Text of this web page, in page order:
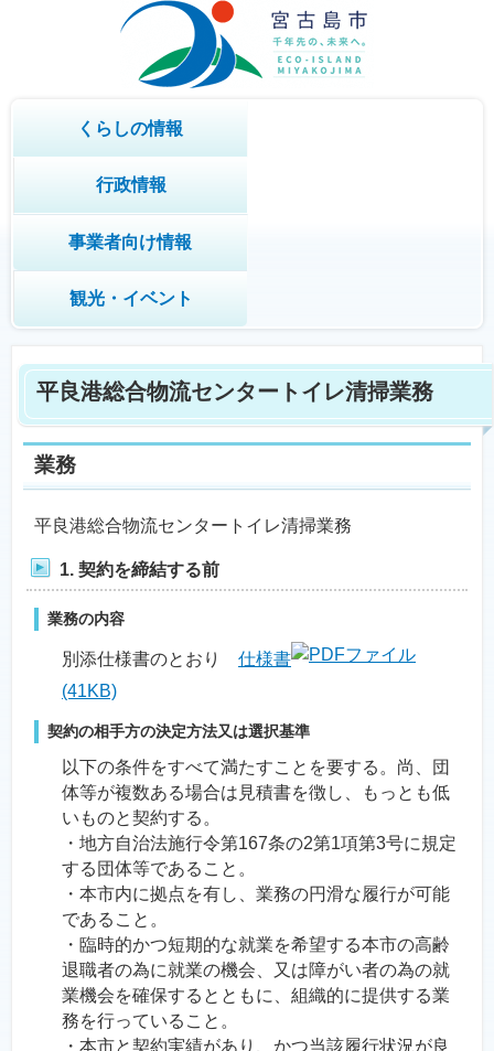
くらしの情報
行政情報
事業者向け情報
観光・イベント
平良港総合物流センタートイレ清掃業務
業務
平良港総合物流センタートイレ清掃業務
1. 契約を締結する前
業務の内容
別添仕様書のとおり 仕様書
(41KB)
契約の相手方の決定方法又は選択基準
以下の条件をすべて満たすことを要する。尚、団
体等が複数ある場合は見積書を徴し、もっとも低
いものと契約する。
・地方自治法施行令第167条の2第1項第3号に規定
する団体等であること。
・本市内に拠点を有し、業務の円滑な履行が可能
であること。
・臨時的かつ短期的な就業を希望する本市の高齢
退職者の為に就業の機会、又は障がい者の為の就
業機会を確保するとともに、組織的に提供する業
務を行っていること。
・本市と契約実績があり、かつ当該履行状況が良